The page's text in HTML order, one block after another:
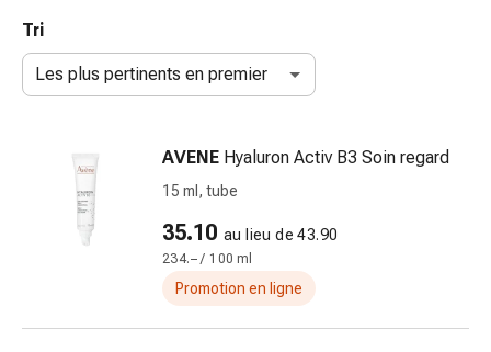
Toux
et
accessoires
Mouchoirs
Tri
Les plus pertinents en premier
AVENE Hyaluron Activ B3 Soin regard
15 ml, tube
35.10 au lieu de 43.90
234.– / 100 ml
Promotion en ligne